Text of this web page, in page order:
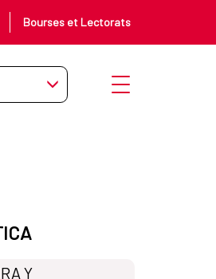
Bourses et Lectorats
Ouvrir le menu
Y